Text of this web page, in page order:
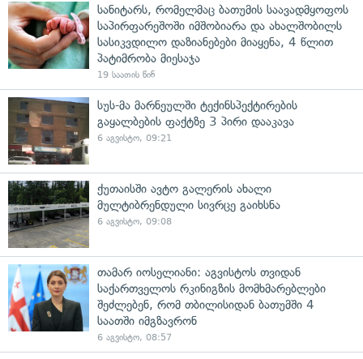
სანიტარს, რომელმაც ბათუმის საავადმყოფოს
საპირფარეშოში იმშობიარა და ახალშობილს
სასიკვდილო დაზიანებები მიაყენა, 4 წლით
პატიმრობა მიესაჯა
19 საათის წინ
სუს-მა მარნეულში ტექინსპექტირების
გაყალბების ფაქტზე 3 პირი დააკავა
6 აგვისტო, 09:21
ქუთაისში ავტო გალერის ახალი
მულტიბრენდული სივრცე გაიხსნა
6 აგვისტო, 09:08
თამარ იოსელიანი: აგვისტოს თვიდან
საქართველოს რკინიგზის მომხმარებლები
შეძლებენ, რომ თბილისიდან ბათუმში 4
საათში იმგზავრონ
6 აგვისტო, 08:57